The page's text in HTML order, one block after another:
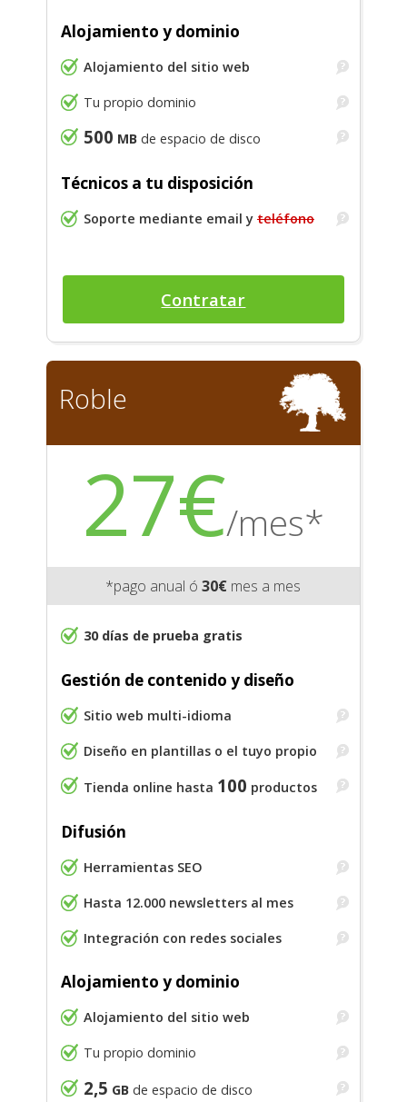
Alojamiento y dominio
Alojamiento del sitio web
Tu propio dominio
500 MBde espacio de disco
Técnicos a tu disposición
Soporte mediante email y teléfono
Contratar
Roble
27€/mes*
*pago anual ó30€ mes a mes
30 días de prueba gratis
Gestión de contenido y diseño
Sitio web multi-idioma
Diseño en plantillas o el tuyo propio
Tienda online hasta 100 productos
Difusión
Herramientas SEO
Hasta 12.000 newsletters al mes
Integración con redes sociales
Alojamiento y dominio
Alojamiento del sitio web
Tu propio dominio
2,5 GBde espacio de disco